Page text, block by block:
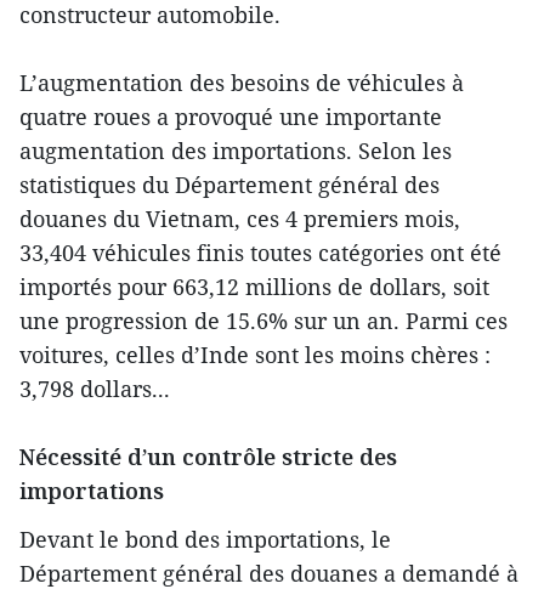
constructeur automobile.
L’augmentation des besoins de véhicules à
quatre roues a provoqué une importante
augmentation des importations. Selon les
statistiques du Département général des
douanes du Vietnam, ces 4 premiers mois,
33,404 véhicules finis toutes catégories ont été
importés pour 663,12 millions de dollars, soit
une progression de 15.6% sur un an. Parmi ces
voitures, celles d’Inde sont les moins chères :
3,798 dollars...
Nécessité d’un contrôle stricte des
importations
Devant le bond des importations, le
Département général des douanes a demandé à